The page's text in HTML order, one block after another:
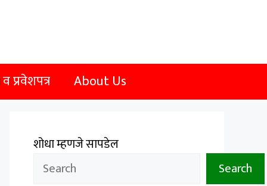
प्रवेशपत्र About Us
शोधा म्हणजे सापडेल
Search